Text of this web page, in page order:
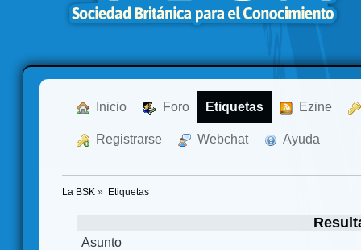
Inicio Foro Etiquetas Ezine
Registrarse Webchat Ayuda
La BSK » Etiquetas
Asunto